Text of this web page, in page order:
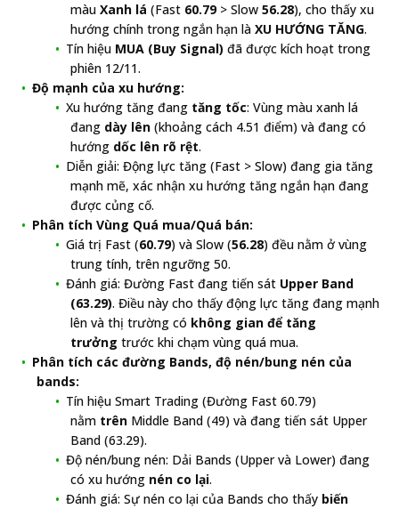
màu Xanh lá (Fast 60.79> Slow 56.28), cho thấy xu
hướng chính trong ngắn hạn là XU HƯỚNG TĂNG.
Tín hiệu MUA (Buy Signal) đã được kích hoạt trong
phiên 12/11.
Độ mạnh của xu hướng:
Xu hướng tăng đang tăng tốc: Vùng màu xanh lá
đang dày lên (khoảng cách 4.51 điểm) và đang có
hướng dốc lên rõ rệt.
Diễn giải: Động lực tăng (Fast > Slow) đang gia tăng
mạnh mẽ, xác nhận xu hướng tăng ngắn hạn đang
được củng cố.
Phân tích Vùng Quá mua/Quá bán:
Giá trị Fast (60.79) và Slow (56.28) đều nằm ở vùng
trung tính, trên ngưỡng 50.
Đánh giá: Đường Fast đang tiến sát Upper Band
(63.29). Điều này cho thấy động lực tăng đang mạnh
lên và thị trường có không gian để tăng
trưởng trước khi chạm vùng quá mua.
Phân tích các đường Bands, độ nén/bung nén của
bands:
Tín hiệu Smart Trading (Đường Fast 60.79)
nằm trên Middle Band (49) và đang tiến sát Upper
Band (63.29).
Độ nén/bung nén: Dải Bands (Upper và Lower) đang
có xu hướng nén co lại.
Đánh giá: Sự nén co lại của Bands cho thấy biến